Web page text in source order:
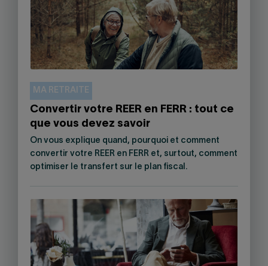
MA RETRAITE
Convertir votre REER en FERR : tout ce
que vous devez savoir
On vous explique quand, pourquoi et comment
convertir votre REER en FERR et, surtout, comment
optimiser le transfert sur le plan fiscal.